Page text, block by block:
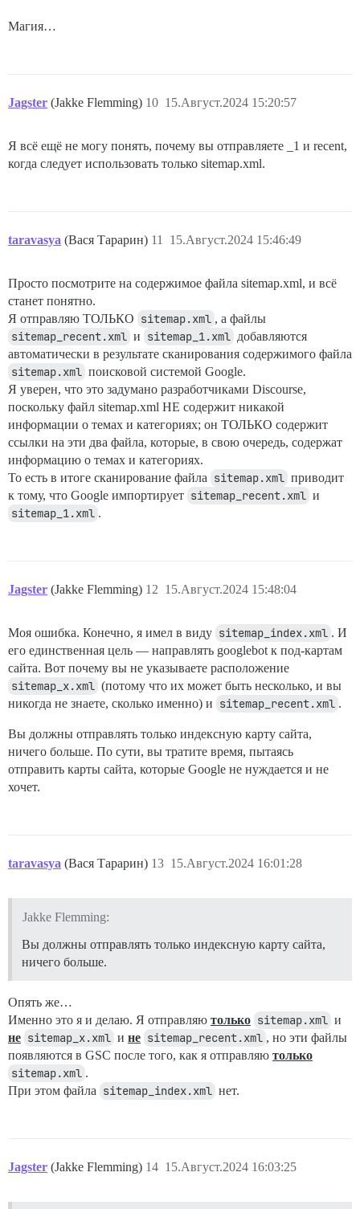
Магия…
Jagster (Jakke Flemming) 15.Август.2024 15:20:57
10
Я всё ещё не могу понять, почему вы отправляете _1 и recent,
когда следует использовать только sitemap.xml.
taravasya (Вася Тарарин) 15.Август.2024 15:46:49
11
Просто посмотрите на содержимое файла sitemap.xml, и всё
станет понятно.
Я отправляю ТОЛЬКО sitemap.xml , а файлы
sitemap_recent.xml и sitemap_1.xml добавляются
автоматически в результате сканирования содержимого файла
sitemap.xml поисковой системой Google.
Я уверен, что это задумано разработчиками Discourse,
поскольку файл sitemap.xml НЕ содержит никакой
информации о темах и категориях; он ТОЛЬКО содержит
ссылки на эти два файла, которые, в свою очередь, содержат
информацию о темах и категориях.
То есть в итоге сканирование файла sitemap.xml приводит
к тому, что Google импортирует sitemap_recent.xml и
sitemap_1.xml .
Jagster (Jakke Flemming) 15.Август.2024 15:48:04
12
Моя ошибка. Конечно, я имел в виду sitemap_index.xml . И
его единственная цель — направлять googlebot к под-картам
сайта. Вот почему вы не указываете расположение
sitemap_x.xml (потому что их может быть несколько, и вы
никогда не знаете, сколько именно) и sitemap_recent.xml .
Вы должны отправлять только индексную карту сайта,
ничего больше. По сути, вы тратите время, пытаясь
отправить карты сайта, которые Google не нуждается и не
хочет.
taravasya (Вася Тарарин) 15.Август.2024 16:01:28
13
Jakke Flemming:
Вы должны отправлять только индексную карту сайта,
ничего больше.
Опять же…
Именно это я и делаю. Я отправляю только sitemap.xml и
не sitemap_x.xml и не sitemap_recent.xml , но эти файлы
появляются в GSC после того, как я отправляю только
sitemap.xml .
При этом файла sitemap_index.xml нет.
Jagster (Jakke Flemming) 15.Август.2024 16:03:25
14